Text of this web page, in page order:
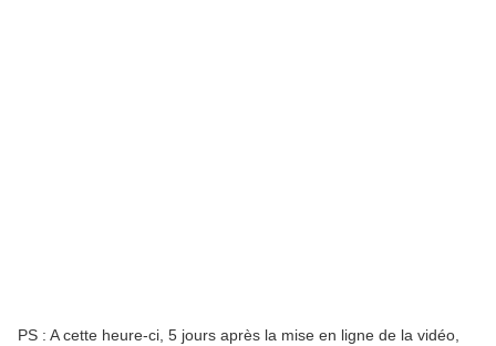
PS : A cette heure-ci, 5 jours après la mise en ligne de la vidéo,